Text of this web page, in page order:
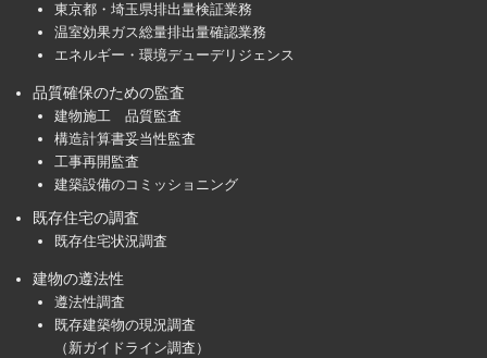
東京都・埼玉県排出量検証業務
温室効果ガス総量排出量確認業務
エネルギー・環境デューデリジェンス
品質確保のための監査
建物施工 品質監査
構造計算書妥当性監査
工事再開監査
建築設備のコミッショニング
既存住宅の調査
既存住宅状況調査
建物の遵法性
遵法性調査
既存建築物の現況調査
（新ガイドライン調査）